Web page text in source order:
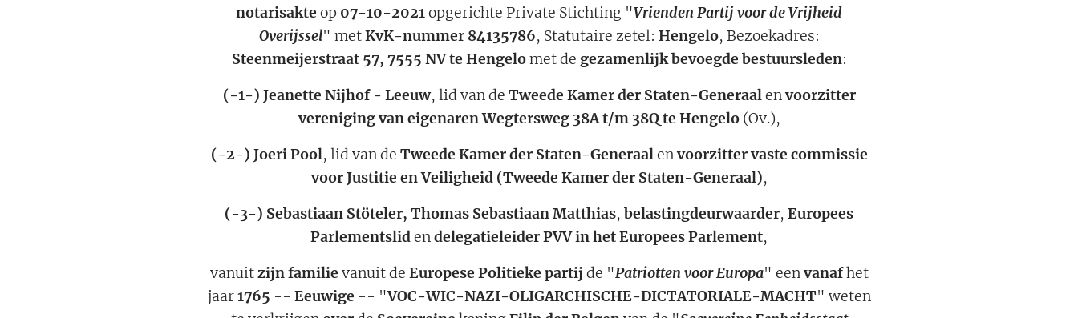
notarisakte op 07-10-2021opgerichte Private Stichting "Vrienden Partij voor de Vrijheid
Overijssel" metKvK-nummer 84135786, Statutaire zetel: Hengelo, Bezoekadres:
Steenmeijerstraat 57, 7555 NV te Hengelomet de gezamenlijk bevoegde bestuursleden:
(-1-) Jeanette Nijhof - Leeuw, lid van de Tweede Kamer der Staten-Generaalenvoorzitter
vereniging van eigenaren Wegtersweg 38A t/m 38Q te Hengelo(Ov.),
(-2-) Joeri Pool, lid van de Tweede Kamer der Staten-Generaalenvoorzitter vaste commissie
voor Justitie en Veiligheid (Tweede Kamer der Staten-Generaal),
(-3-) Sebastiaan Stöteler, Thomas Sebastiaan Matthias, belastingdeurwaarder, Europees
Parlementslidendelegatieleider PVV in het Europees Parlement,
vanuitzijn familie vanuit de Europese Politieke partij de "Patriotten voor Europa" eenvanafhet
jaar1765 -- Eeuwige -- "VOC-WIC-NAZI-OLIGARCHISCHE-DICTATORIALE-MACHT" weten